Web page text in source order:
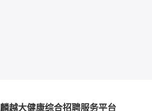
麟越大健康综合招聘服务平台